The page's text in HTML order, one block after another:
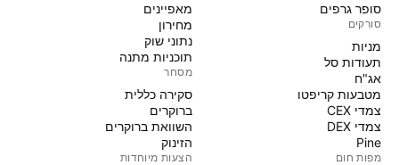
סופר גרפים
סורקים
מניות‏
תעודות סל
אג"ח
מטבעות קריפטו
צמדי CEX
צמדי DEX
Pine
מפות חום
מאפיינים
מחירון
נתוני שוק
תוכניות מתנה
מסחר
סקירה כללית
ברוקרים
השוואת ברוקרים
הזינוק
הצעות מיוחדות